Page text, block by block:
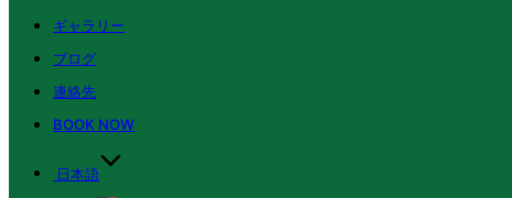
ギャラリー
ブログ
連絡先
BOOK NOW
日本語